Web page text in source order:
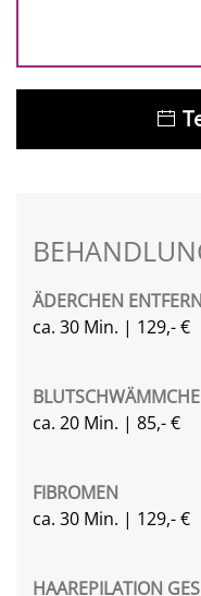
ÄDERCHEN
ca. 30 Min. | 129,- €
ca. 20 Min. | 85,- €
FIBROMEN
ca. 30 Min. | 129,- €
HAAREPILATION